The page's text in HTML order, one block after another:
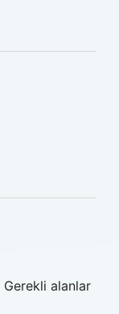
Gerekli alanlar